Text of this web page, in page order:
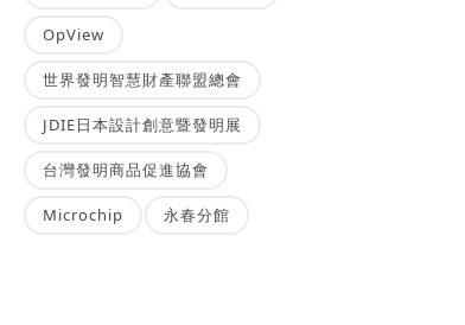
OpView
世界發明智慧財產聯盟總會
JDIE日本設計創意暨發明展
台灣發明商品促進協會
Microchip 永春分館